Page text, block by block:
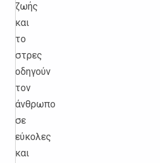
ζωής
και
το
στρες
οδηγούν
τον
άνθρωπο
σε
εύκολες
και